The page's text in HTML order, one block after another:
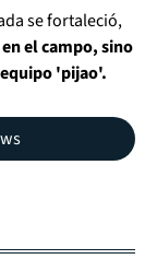
se fortaleció,
el campo, sino
'pijao'.